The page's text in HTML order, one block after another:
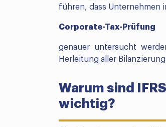
führen, dass Unternehmen
Corporate-Tax-Prüfung
genauer untersucht
Herleitung aller
Warum sind
wichtig?